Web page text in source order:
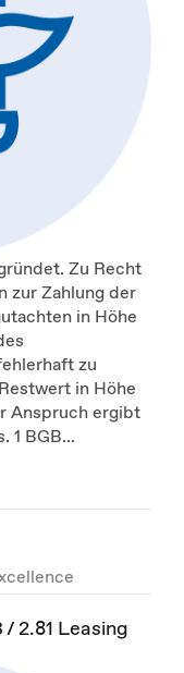
Zu Recht
zur Zahlung der
in Höhe
zu
in Höhe
Anspruch ergibt
1 BGB...
2.81 Leasing